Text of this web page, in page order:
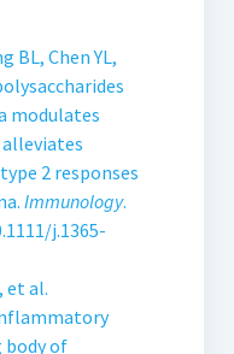
BL, Chen YL,
modulates
2 responses
Immunology.
j.1365-
et al.
of